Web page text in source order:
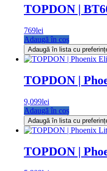
TOPDON |
769lei
Adaugă în coș
Adaugă în lista cu
TOPDON |
9,099lei
Adaugă în coș
Adaugă în lista cu
TOPDON |